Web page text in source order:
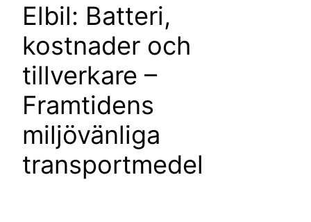
Elbil: Batteri,
kostnader och
tillverkare –
Framtidens
miljövänliga
transportmedel